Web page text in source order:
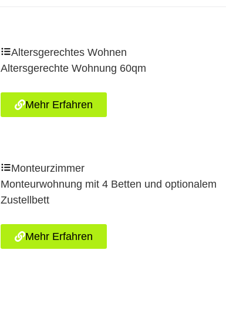
Altersgerechtes Wohnen
Altersgerechte Wohnung 60qm
Mehr Erfahren
Monteurzimmer
Monteurwohnung mit 4 Betten und optionalem
Zustellbett
Mehr Erfahren